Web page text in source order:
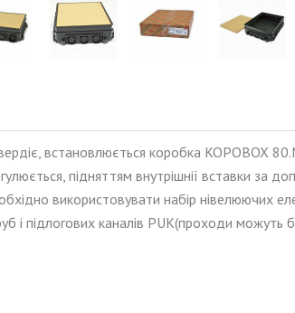
встановлюється коробка KOPOBOX
підняттям внутрішнії вставки за
використовувати набір нівелюючих
і підлогових каналів PUK(проходи можуть